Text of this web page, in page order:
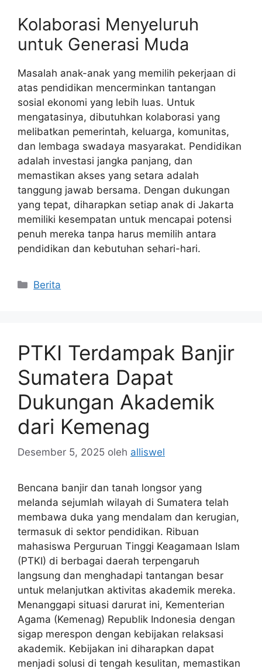
Kolaborasi Menyeluruh
untuk Generasi Muda
Masalah anak-anak yang memilih pekerjaan di
atas pendidikan mencerminkan tantangan
sosial ekonomi yang lebih luas. Untuk
mengatasinya, dibutuhkan kolaborasi yang
melibatkan pemerintah, keluarga, komunitas,
dan lembaga swadaya masyarakat. Pendidikan
adalah investasi jangka panjang, dan
memastikan akses yang setara adalah
tanggung jawab bersama. Dengan dukungan
yang tepat, diharapkan setiap anak di Jakarta
memiliki kesempatan untuk mencapai potensi
penuh mereka tanpa harus memilih antara
pendidikan dan kebutuhan sehari-hari.
Kategori
Berita
PTKI Terdampak Banjir
Sumatera Dapat
Dukungan Akademik
dari Kemenag
Desember 5, 2025 oleh alliswel
Bencana banjir dan tanah longsor yang
melanda sejumlah wilayah di Sumatera telah
membawa duka yang mendalam dan kerugian,
termasuk di sektor pendidikan. Ribuan
mahasiswa Perguruan Tinggi Keagamaan Islam
(PTKI) di berbagai daerah terpengaruh
langsung dan menghadapi tantangan besar
untuk melanjutkan aktivitas akademik mereka.
Menanggapi situasi darurat ini, Kementerian
Agama (Kemenag) Republik Indonesia dengan
sigap merespon dengan kebijakan relaksasi
akademik. Kebijakan ini diharapkan dapat
menjadi solusi di tengah kesulitan, memastikan